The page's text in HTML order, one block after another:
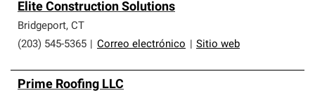
Elite Construction Solutions
Bridgeport, CT
(203) 545-5365
Correo electrónico Sitio web
Prime Roofing LLC